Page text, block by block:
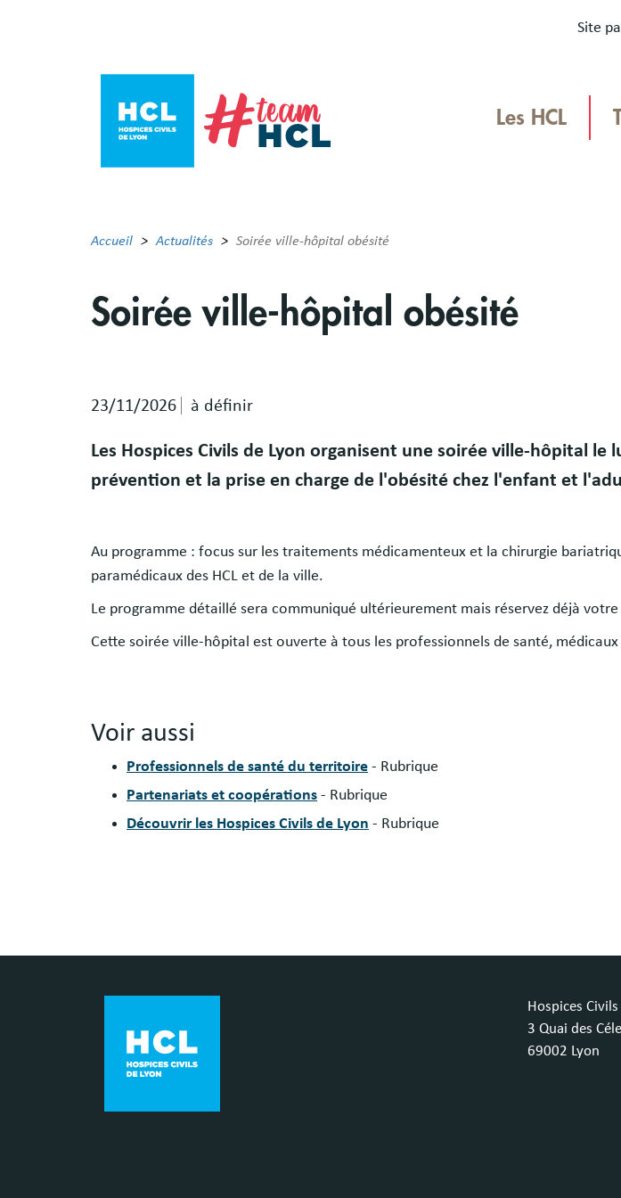
Site
Les HCL
Accueil Actualités Soirée ville-hôpital obésité
Soirée ville-hôpital obésité
23/11/2026 à définir
Les Hospices Civils de Lyon organisent une soirée ville-hôpital
prévention et la prise en charge de l'obésité chez l'enfant et
Au programme : focus sur les traitements médicamenteux et la chirurgie
paramédicaux des HCL et de la ville.
Le programme détaillé sera communiqué ultérieurement mais réservez déjà
Cette soirée ville-hôpital est ouverte à tous les professionnels de santé,
Voir aussi
Professionnels de santé du territoire - Rubrique
Partenariats et coopérations - Rubrique
Découvrir les Hospices Civils de Lyon - Rubrique
Hospices
3 Quai des
69002 Lyon